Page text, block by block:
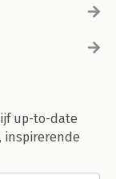
up-to-date
inspirerende